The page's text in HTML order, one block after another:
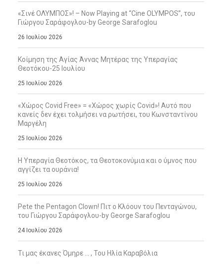
«Σινέ ΟΛΥΜΠΟΣ»! – Now Playing at “Cine OLYMPOS”, του
Γιώργου Σαράφογλου-by George Sarafoglou
26 Ιουλίου 2026
Κοίμηση της Αγίας Άννας Μητέρας της Υπεραγίας
Θεοτόκου-25 Ιουλίου
25 Ιουλίου 2026
«Χώρος Covid Free» = «Χώρος χωρίς Covid»! Αυτό που
κανείς δεν έχει τολμήσει να ρωτήσει, του Κωνσταντίνου
Μαργέλη
25 Ιουλίου 2026
Η Υπεραγία Θεοτόκος, τα Θεοτοκονύμια και ο ύμνος που
αγγίζει τα ουράνια!
25 Ιουλίου 2026
Pete the Pentagon Clown! Πιτ ο Κλόουν του Πενταγώνου,
του Γιώργου Σαράφογλου-by George Sarafoglou
24 Ιουλίου 2026
Τι μας έκανες Όμηρε … , Του Ηλία Καραβόλια